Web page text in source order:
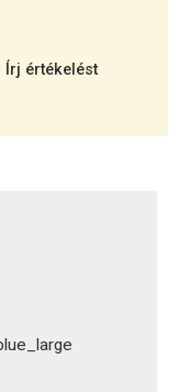
Írj értékelést